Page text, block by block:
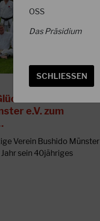
an das
e.V. zum
Verein Bushido Münster
Jahr sein 40jähriges
OSS
Das Präsidium
SCHLIESSEN